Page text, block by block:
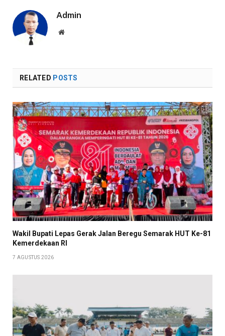
Admin
Website
RELATED POSTS
Wakil Bupati Lepas Gerak Jalan Beregu Semarak HUT Ke-81
Kemerdekaan RI
7 AGUSTUS 2026